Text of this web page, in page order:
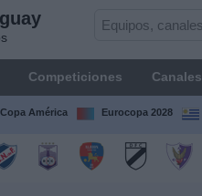
Competiciones Canales
Copa América Eurocopa 2028